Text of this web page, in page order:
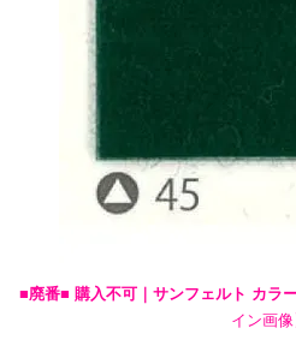
■廃番■ 購入不可｜サンフェルト カラ
イン画像